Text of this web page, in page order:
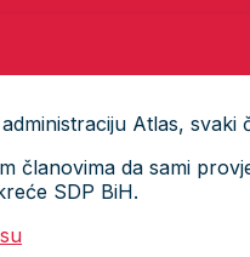
Atlas,
članovima da sami
SDP BiH.